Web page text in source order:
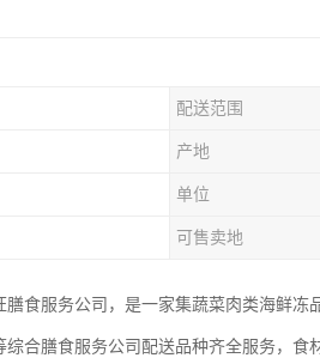
配送范围
产地
单位
可售卖地
食服务公司，是一家集蔬菜肉类海鲜
合膳食服务公司配送品种齐全服务，食